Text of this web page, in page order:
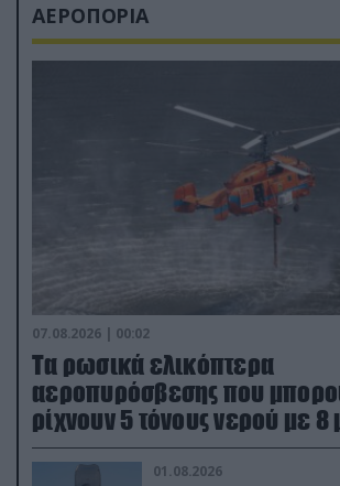
ΑΕΡΟΠΟΡΙΑ
07.08.2026 | 00:02
Τα ρωσικά ελικόπτερα
αεροπυρόσβεσης που
ρίχνουν 5 τόνους νερού με
01.08.2026